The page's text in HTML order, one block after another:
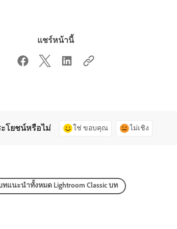
แชร์หน้านี้
โยชน์หรือไม่ ใช่ ขอบคุณ ไม่เชิง
ทแนะนำทั้งหมด Lightroom Classic บท